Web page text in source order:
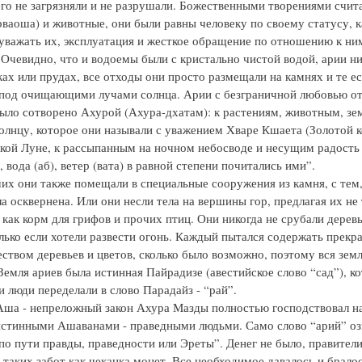
не загрязняли и не разрушали. Божественными творениями
и животные, они были равны человеку по своему статусу,
их, эксплуатация и жесткое обращение по отношению к
что и водоемы были с кристально чистой водой, арии
или прудах, все отходы они просто размещали на камнях и те
под очищающими лучами солнца. Арии с безграничной любовью
сотворено Ахурой (Ахура-дхатам): к растениям, животным,
которое они называли с уважением Хваре Кшаета (Золотой
Луне, к рассыпанным на ночном небосводе и несущим радость
вода (аб), ветер (вата) в равной степени почитались ими”.
они также помещали в специальные сооружения из камня, с
осквернена. Или они несли тела на вершины гор, предлагая их не
корм для грифов и прочих птиц. Они никогда не срубали
если хотели развести огонь. Каждый пытался содержать
деревьев и цветов, сколько было возможно, поэтому вся
ариев была истинная Пайрадизе (авестийское слово “сад”),
люди переделали в слово Парадайз - “рай”.
- непреложный закон Ахура Мазды полностью господствовал
Ашаванами - праведными людьми. Само слово “арий”
пути правды, праведности или Эреты”. Денег не было,